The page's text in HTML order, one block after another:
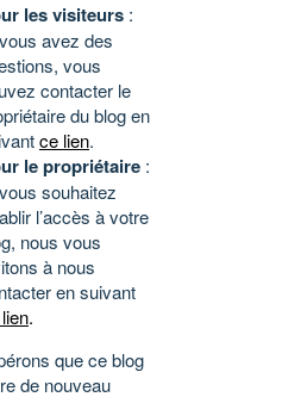
les visiteurs :
avez des
vous
contacter le
du blog en
ce lien.
le propriétaire :
souhaitez
l’accès à votre
nous vous
à nous
en suivant
.
que ce blog
de nouveau